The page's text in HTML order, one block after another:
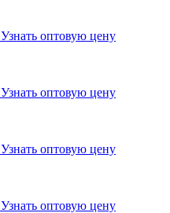
Узнать оптовую цену
Узнать оптовую цену
Узнать оптовую цену
Узнать оптовую цену